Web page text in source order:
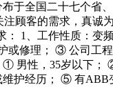
于全国二十七个省
顾客的需求，真
： 1、工作性质：
或修理； ③ 公司工
① 男性，35岁以下
护经历； ⑤ 有